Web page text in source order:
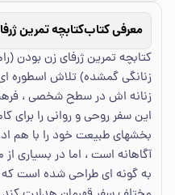
معرفی کتاب
کتابچه تمرین ژرفای زن بودن
زنانگی گمشده) تلاش اسطوره
زنانه اش در سطح شخصی ،
این سفر روحی و روانی را
بخشهای طبیعت خود را با هم
آگاهانه است ، اما در بسیاری
به گونه ای طراحی شده است که